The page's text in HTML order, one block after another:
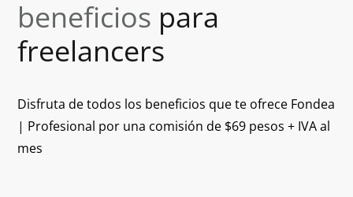
freelancers
| Profesional por una comisión de $69 pesos + IVA al
mes